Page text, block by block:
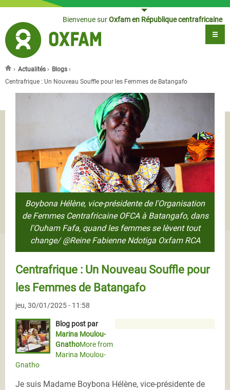
Jump to navigationBienvenue surOxfam en République centrafricaine
Vous êtes ici
› Actualités › Blogs ›
Centrafrique : Un Nouveau Souffle pour les Femmes de Batangafo
Boybona Hélène, vice-présidente de l'Organisation
de Femmes Centrafricaine OFCA à Batangafo, dans
l'Ouham Fafa, quand les femmes se lèvent tout
change/ @Reine Fabienne Ndotiga Oxfam RCA
Centrafrique : Un Nouveau Souffle pour
les Femmes de Batangafo
jeu, 30/01/2025 - 11:58
Blog post par
Marina Moulou-
GnathoMore from
Marina Moulou-
Gnatho
Je suis Madame Boybona Hélène, vice-présidente de